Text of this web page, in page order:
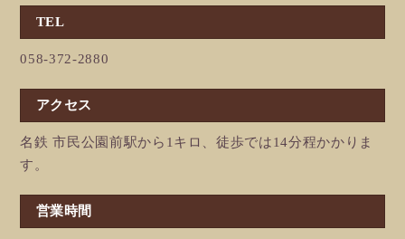
TEL
058-372-2880
アクセス
名鉄 市民公園前駅から1キロ、徒歩では14分程かかりま
す。
営業時間